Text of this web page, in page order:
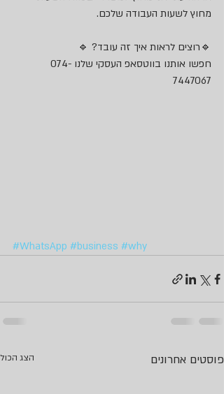
מחוץ לשעות העבודה שלכם.
🔹רוצים לראות איך זה עובד? 🔹
חפשו אותנו בווטסאפ העסקי שלנו 074-
7447067
#WhatsApp #business #why
פוסטים אחרונים הצג הכול